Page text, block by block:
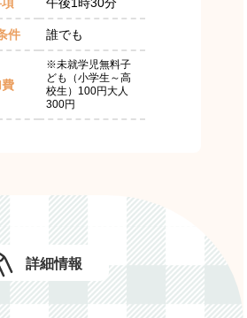
件 誰でも
※未就学児無料子
ども（小学生～高
校生）100円大人
300円
詳細情報